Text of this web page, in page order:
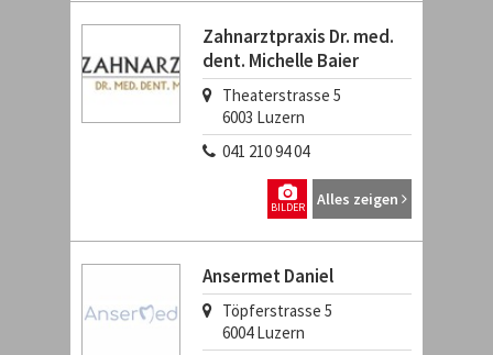
Zahnarztpraxis Dr. med.
dent. Michelle Baier
Theaterstrasse 5
6003 Luzern
041 210 94 04
Alles zeigen
BILDER
Ansermet Daniel
Töpferstrasse 5
6004 Luzern